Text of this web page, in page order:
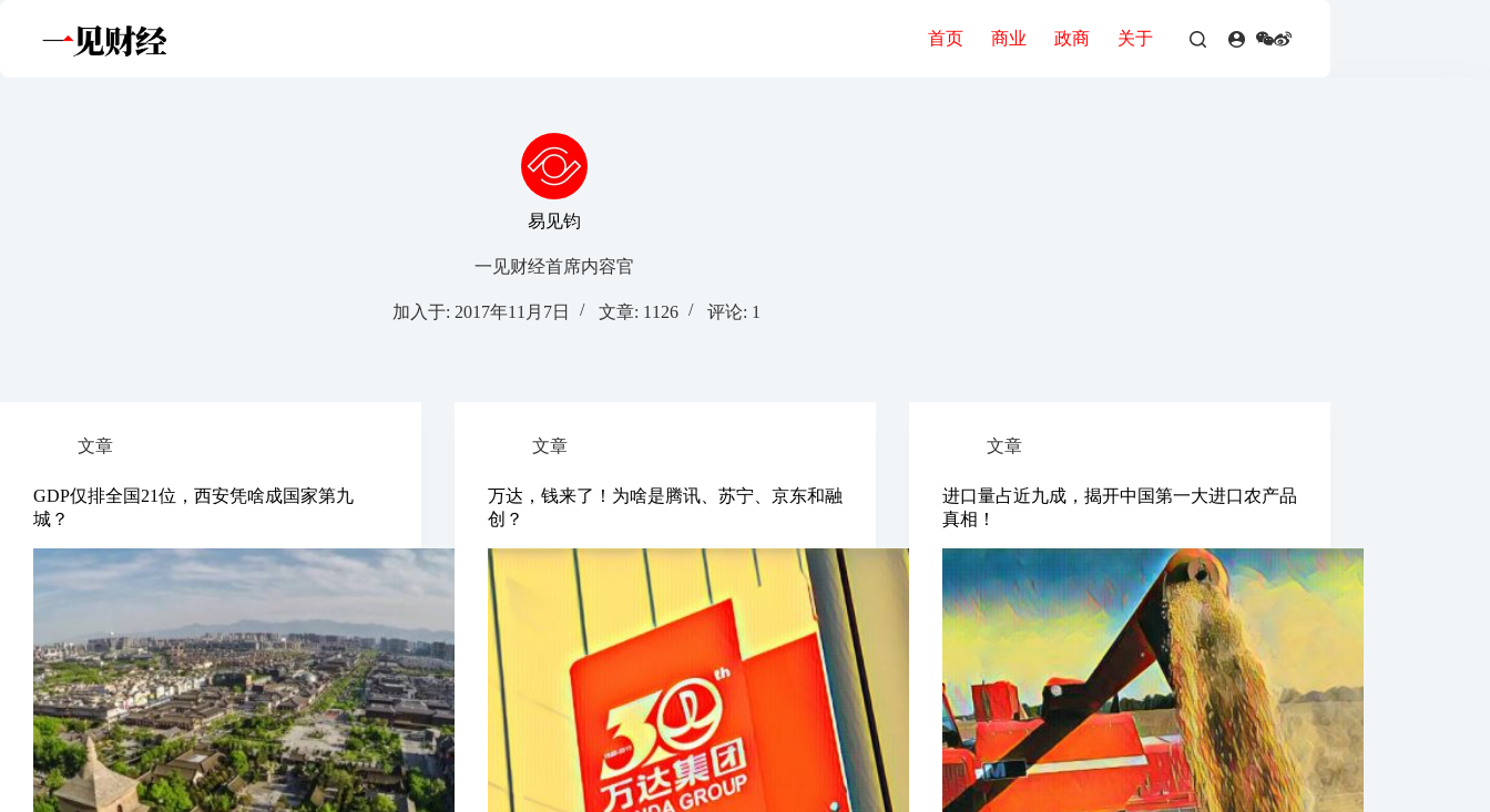
首页 商业 政商 关于
易见钧
一见财经首席内容官
加入于: 2017年11月7日 文章: 1126 评论: 1
文章
GDP仅排全国21位，西安凭啥成国家第九
城？
文章
万达，钱来了！为啥是腾讯、苏宁、京东和融
创？
文章
进口量占近九成，揭开中国第一大进口农产品
真相！